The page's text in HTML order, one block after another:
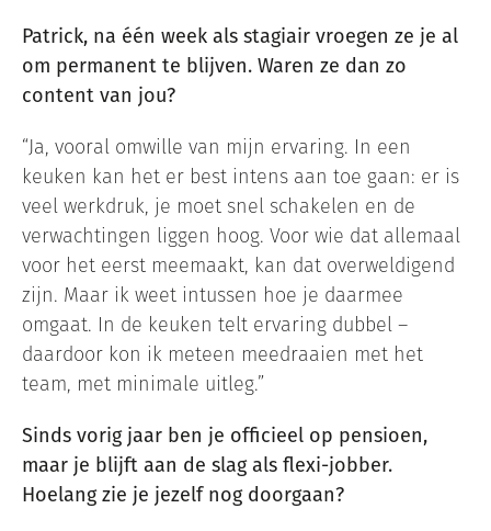
Patrick, na één week als stagiair vroegen ze je al
om permanent te blijven. Waren ze dan zo
content van jou?
“Ja, vooral omwille van mijn ervaring. In een
keuken kan het er best intens aan toe gaan: er is
veel werkdruk, je moet snel schakelen en de
verwachtingen liggen hoog. Voor wie dat allemaal
voor het eerst meemaakt, kan dat overweldigend
zijn. Maar ik weet intussen hoe je daarmee
omgaat. In de keuken telt ervaring dubbel –
daardoor kon ik meteen meedraaien met het
team, met minimale uitleg.”
Sinds vorig jaar ben je officieel op pensioen,
maar je blijft aan de slag als flexi-jobber.
Hoelang zie je jezelf nog doorgaan?